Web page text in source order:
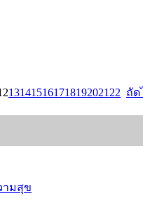
131415161718192021 22 ถัด
ามสุข